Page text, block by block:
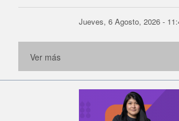
Jueves, 6 Agosto, 2026 -
Ver más